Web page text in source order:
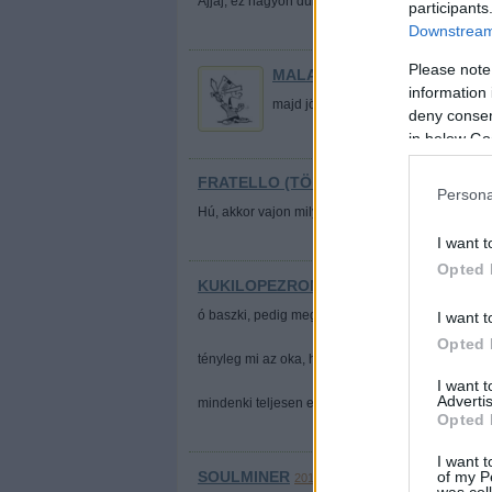
Please
information
deny
in below
I want
Opted
I want
Opted
I want
Opted
I want
of my
MALACHI 2013.06.25. 14:13:34
majd jön valami új.
FRATELLO (TÖRÖLT)
Hú, akkor vajon milyen lehetett az "eredeti"
KUKILOPEZROMERO
ó baszki, pedig meg akartam nézni
tényleg mi az oka, hogy folyamatosan szar
mindenki teljesen elhülyült meg elbutult?
SOULMINER 2013.06.25. 14:40:32